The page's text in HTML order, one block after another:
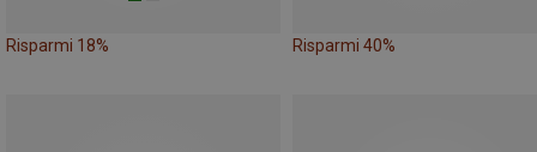
Risparmi 18% Risparmi 40%